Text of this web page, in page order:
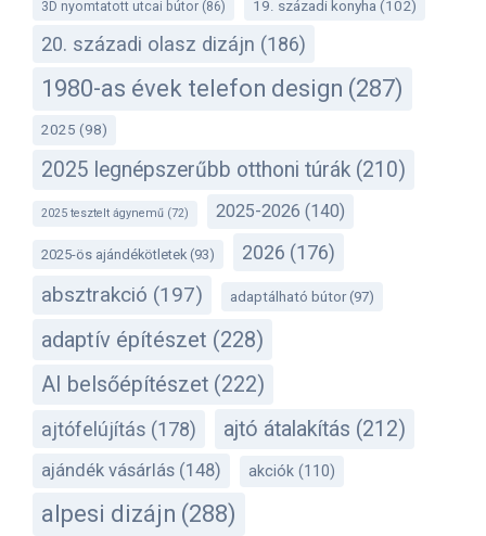
3D nyomtatott utcai bútor (86) 19. századi konyha (102)
20. századi olasz dizájn (186)
1980-as évek telefon design (287)
2025 (98)
2025 legnépszerűbb otthoni túrák (210)
2025 tesztelt ágynemű (72) 2025-2026 (140)
2025-ös ajándékötletek (93) 2026 (176)
absztrakció (197) adaptálható bútor(97)
adaptív építészet (228)
AI belsőépítészet (222)
ajtófelújítás (178) ajtó átalakítás (212)
ajándék vásárlás (148) akciók (110)
alpesi dizájn (288)